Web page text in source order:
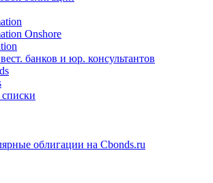
& Карты рынка
(ИИ)
(Россия)
облигаций
Onshore
банков и юр. консультантов